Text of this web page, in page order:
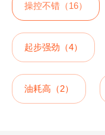
操控不错（16）
起步强劲（4）
油耗高（2）